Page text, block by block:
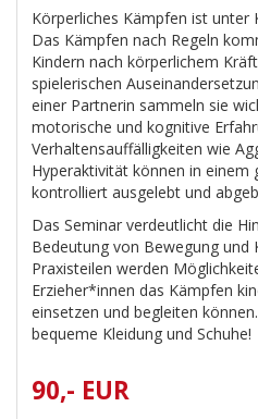
Körperliches Kämpfen ist unter
Das Kämpfen nach Regeln
Kindern nach körperlichem
spielerischen
einer Partnerin sammeln sie
motorische und kognitive
Verhaltensauffälligkeiten wie
Hyperaktivität können in einem
kontrolliert ausgelebt und
Das Seminar verdeutlicht die
Bedeutung von Bewegung und
Praxisteilen werden
Erzieher*innen das Kämpfen
einsetzen und begleiten
bequeme Kleidung und Schuhe!
90,- EUR